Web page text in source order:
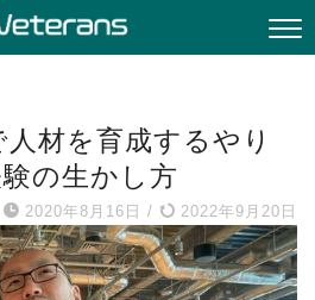
材を育成するやり
の生かし方
2020年8月16日 / 2022年9月20日